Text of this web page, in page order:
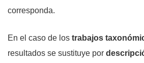
corresponda.
En el caso de los trabajos
resultados se sustituye por